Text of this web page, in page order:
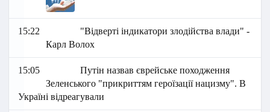
15:22
"Відверті індикатори злодійства влади" -
Карл Волох
15:05
Путін назвав єврейське походження
Зеленського "прикриттям героїзації нацизму". В
Україні відреагували